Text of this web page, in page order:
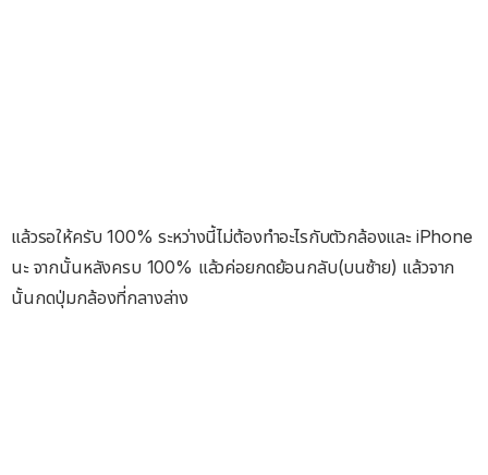
แล้วรอให้ครับ 100% ระหว่างนี้ไม่ต้องทำอะไรกับตัวกล้องและ iPhone
นะ จากนั้นหลังครบ 100% แล้วค่อยกดย้อนกลับ(บนซ้าย) แล้วจาก
นั้นกดปุ่มกล้องที่กลางล่าง